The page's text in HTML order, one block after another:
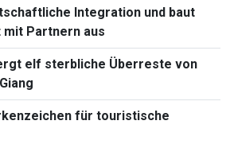
Integration und baut
Partnern aus
elf sterbliche Überreste von
für touristische